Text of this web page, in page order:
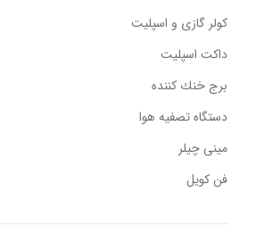
كولر گازی و اسپليت
داكت اسپليت
برج خنك كننده
دستگاه تصفيه هوا
مینی چیلر
فن کویل